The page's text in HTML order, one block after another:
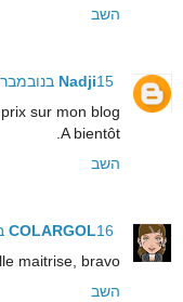
השב
Nadji15 בנובמבר 2009 בשעה 15:19
sur mon blog.
A bientôt.
השב
COLARGOL16 בנובמבר 2009 בשעה 14:44
maitrise, bravo
השב